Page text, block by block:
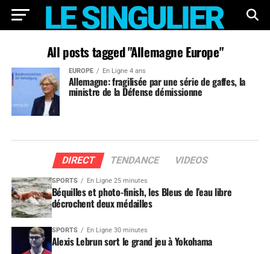
All posts tagged "Allemagne Europe"
EUROPE En Ligne 4 ans
Allemagne: fragilisée par une série de gaffes, la
ministre de la Défense démissionne
DIRECT TENDANCE VIDEOS
SPORTS En Ligne 25 minutes
Béquilles et photo-finish, les Bleus de l’eau libre
décrochent deux médailles
SPORTS En Ligne 30 minutes
Alexis Lebrun sort le grand jeu à Yokohama